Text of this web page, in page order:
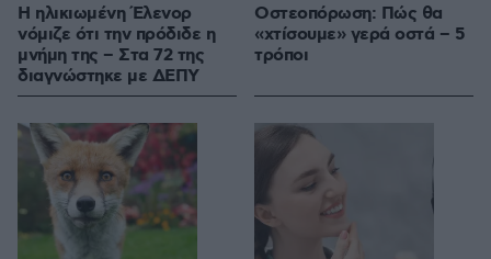
Η ηλικιωμένη Έλενορ
νόμιζε ότι την πρόδιδε η
μνήμη της – Στα 72 της
διαγνώστηκε με ΔΕΠΥ
Οστεοπόρωση: Πώς θα
«χτίσουμε» γερά οστά – 5
τρόποι